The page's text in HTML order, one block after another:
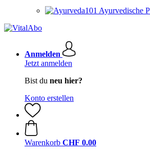
Ayurvedische
Anmelden
Jetzt anmelden
Bist du neu hier?
Konto erstellen
Warenkorb CHF 0.00